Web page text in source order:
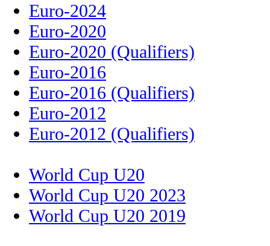
Euro-2024
Euro-2020
Euro-2020 (Qualifiers)
Euro-2016
Euro-2016 (Qualifiers)
Euro-2012
Euro-2012 (Qualifiers)
World Cup U20
World Cup U20 2023
World Cup U20 2019